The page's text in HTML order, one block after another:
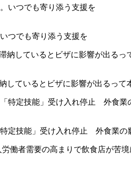
つでも寄り添う支援を
しているとビザに影響が出るって
特定技能」受け入れ停止 外食業の